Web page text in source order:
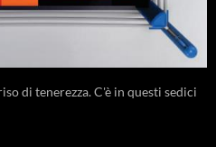
di tenerezza. C'è in questi sedici